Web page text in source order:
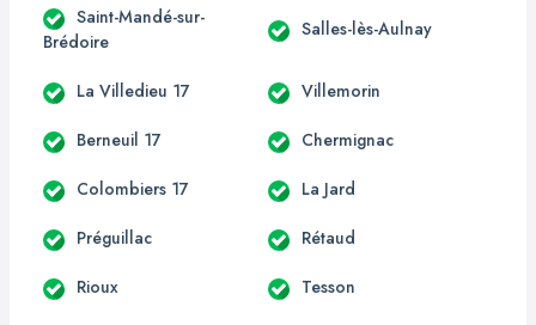
Saint-Mandé-sur-
Brédoire
Salles-lès-Aulnay
La Villedieu 17 Villemorin
Berneuil 17 Chermignac
Colombiers 17 La Jard
Préguillac Rétaud
Rioux Tesson